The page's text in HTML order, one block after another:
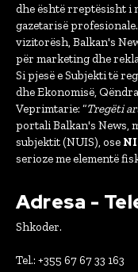
dhe është rreptësisht i
gazetarisë
vizitorësh, Balkan's
për marketing dhe
Si pjesë e Subjekti të
dhe Ekonomisë,
Veprimtarie: “Tregëti
portali Balkan's News,
subjektit (NUIS), ose
serioze me elementë
Adresa -
Shkoder.
Tel.: +355 67 67 33 163